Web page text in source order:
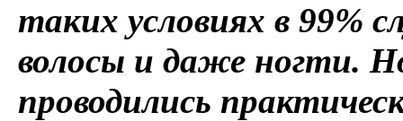
таких условиях в 99%
волосы и даже ногти.
проводились